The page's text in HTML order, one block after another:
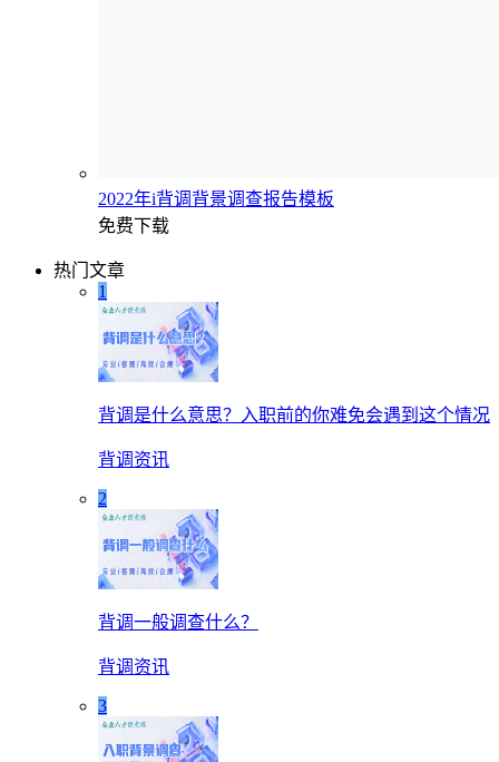
2022年i背调背景调查报告模板
免费下载
热门文章
1
背调是什么意思？入职前的你难免会遇到这个情况
背调资讯
2
背调一般调查什么？
背调资讯
3